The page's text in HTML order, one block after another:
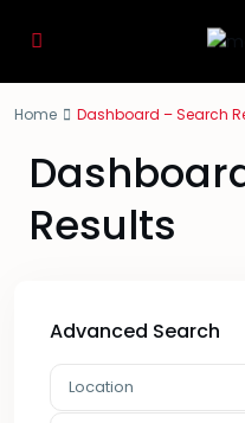
Home Dashboard – Search
Results
Advanced Search